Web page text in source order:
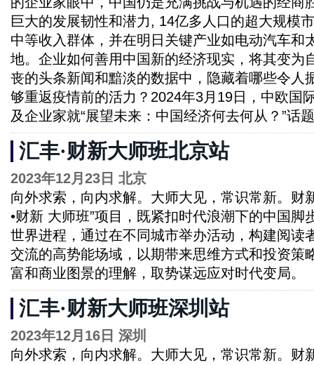
巨大的发展韧性和潜力, 14亿多人口的超大规模
中等收入群体，并在明日关键产业如电动汽车和
地。企业如何善用中国新的经济现实，将其变为
丧的头条新闻和黯淡的数据中，隐藏着哪些令人
够重返疫情前的活力？2024年3月19日，中欧国
及企业家就“展望未来：中国经济何去何从？”话
汇丰·财新大师班北京站
2023年12月23日 北京
向外求索，向内求解。大师大见，常识常新。财
•财新 大师班”项目，既紧扣时代浪潮下的中国脚
世界进程，通过在不同城市举办活动，构建阅读
交流的高势能场域，以期带来思维方式和投资策
富和商业图景的理解，取势谋远应对时代变局。
汇丰·财新大师班深圳站
2023年12月16日 深圳
向外求索，向内求解。大师大见，常识常新。财